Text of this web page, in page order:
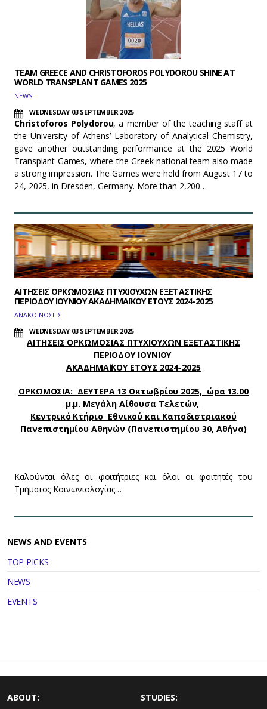
TEAM GREECE AND CHRISTOFOROS POLYDOROU SHINE AT
WORLD TRANSPLANT GAMES 2025
NEWS
WEDNESDAY 03 SEPTEMBER 2025
Christoforos Polydorou, a member of the teaching staff at
the University of Athens’ Laboratory of Analytical Chemistry,
gave another outstanding performance at the 2025 World
Transplant Games, where the Greek national team also made
a strong impression. The Games were held from August 17 to
24, 2025, in Dresden, Germany. More than 2,200…
ΑΙΤΗΣΕΙΣ ΟΡΚΩΜΟΣΙΑΣ ΠΤΥΧΙΟΥΧΩΝ ΕΞΕΤΑΣΤΙΚΗΣ
ΠΕΡΙΟΔΟΥ ΙΟΥΝΙΟΥ ΑΚΑΔΗΜΑΪΚΟΥ ΕΤΟΥΣ 2024-2025
ΑΝΑΚΟΙΝΩΣΕΙΣ
WEDNESDAY 03 SEPTEMBER 2025
ΑΙΤΗΣΕΙΣ ΟΡΚΩΜΟΣΙΑΣ ΠΤΥΧΙΟΥΧΩΝ ΕΞΕΤΑΣΤΙΚΗΣ
ΠΕΡΙΟΔΟΥ ΙΟΥΝΙΟΥ
ΑΚΑΔΗΜΑΪΚΟΥ ΕΤΟΥΣ 2024-2025
ΟΡΚΩΜΟΣΙΑ: ΔΕΥΤΕΡΑ 13 Οκτωβρίου 2025, ώρα 13.00
μ.μ. Μεγάλη Αίθουσα Τελετών,
Κεντρικό Κτήριο Εθνικού και Καποδιστριακού
Πανεπιστημίου Αθηνών (Πανεπιστημίου 30, Aθήνα)
Καλούνται όλες οι φοιτήτριες και όλοι οι φοιτητές του
Τμήματος Κοινωνιολογίας…
NEWS AND EVENTS
TOP PICKS
NEWS
EVENTS
ABOUT: STUDIES: